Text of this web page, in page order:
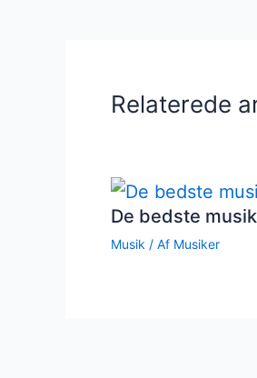
Relaterede
De bedste
Musik / Af Musiker